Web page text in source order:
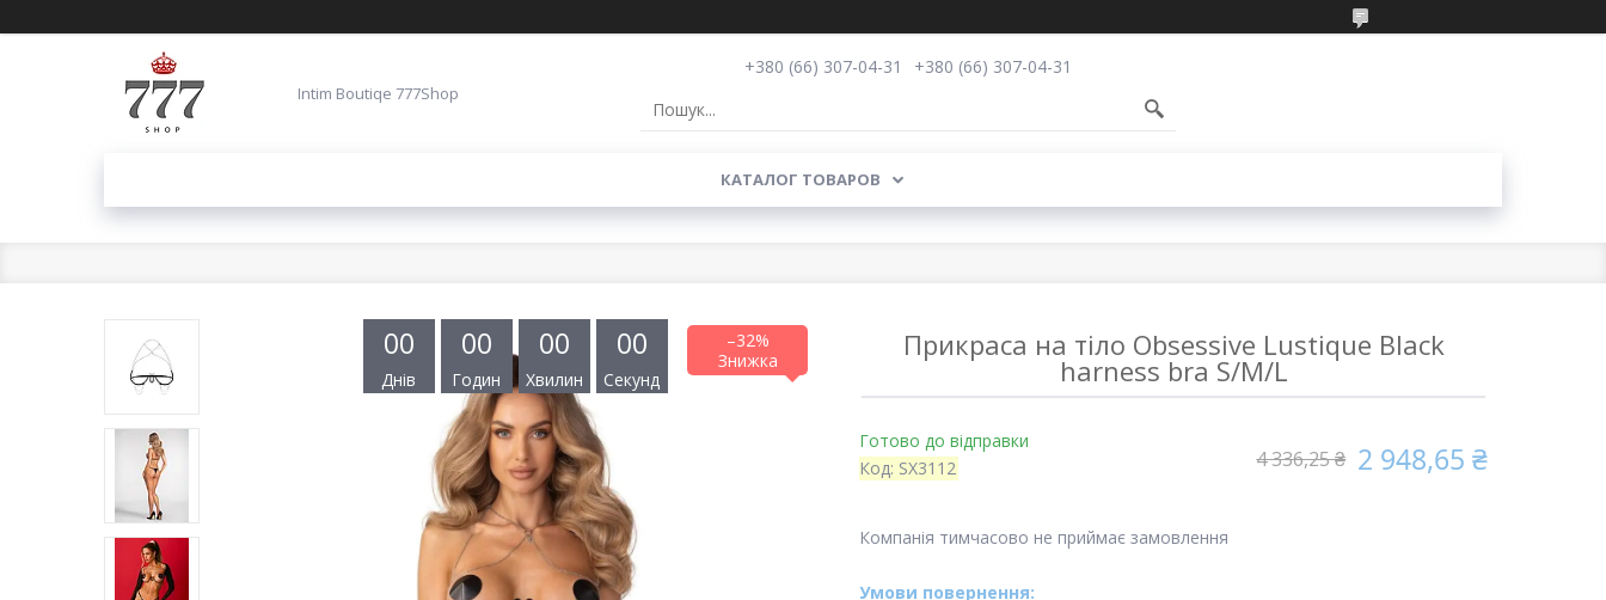
Intim Boutiqe 777Shop
+380 (66) 307-04-31 +380 (66) 307-04-31
КАТАЛОГ ТОВАРОВ
–32%
00
Днів
00
Годин
00
Хвилин
00
Секунд
Прикраса на тіло Obsessive Lustique Black
harness bra S/M/L
Готово до відправки
Код: SX3112 4 336,25 ₴ 2 948,65 ₴
Компанія тимчасово не приймає замовлення